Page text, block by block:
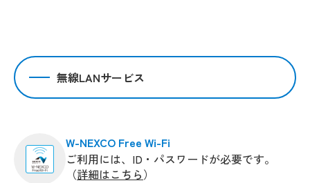
無線LANサービス
W-NEXCO Free Wi-Fi
ご利用には、ID・パスワードが必要です。
（詳細はこちら）